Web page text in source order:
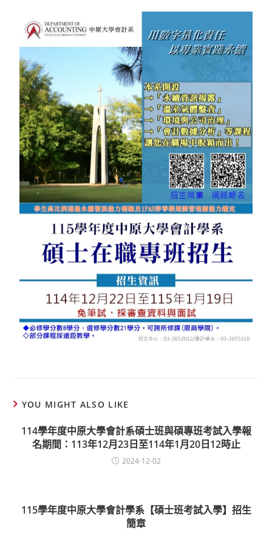
YOU MIGHT ALSO LIKE
114學年度中原大學會計系碩士班與碩專班考試入學報
名期間：113年12月23日至114年1月20日12時止
2024-12-02
115學年度中原大學會計學系【碩士班考試入學】招生
簡章